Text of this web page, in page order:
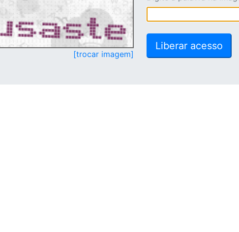
[trocar imagem]